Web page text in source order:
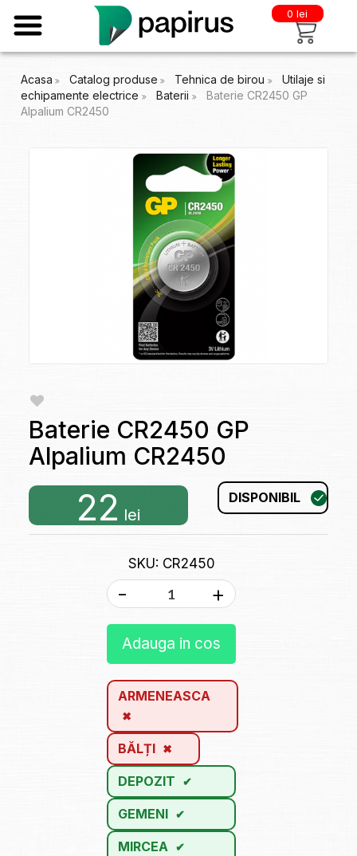
0 lei
Acasa Catalog produse Tehnica de birou
Utilaje si
echipamente electrice
Baterii
Baterie CR2450 GP
Alpalium CR2450
Baterie CR2450 GP
Alpalium CR2450
22 lei
DISPONIBIL
SKU: CR2450
- +
Adauga in cos
ARMENEASCA
BĂLȚI
DEPOZIT
GEMENI
MIRCEA